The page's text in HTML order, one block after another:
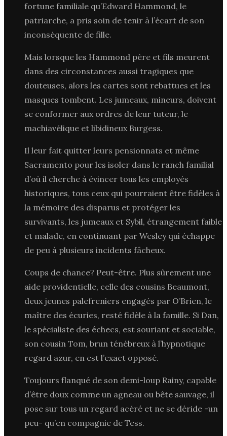
fortune familiale qu’Edward Hammond, le
patriarche, a pris soin de tenir à l’écart de son
inconséquente de fille.
Mais lorsque les Hammond père et fils meurent
dans des circonstances aussi tragiques que
douteuses, alors les cartes sont rebattues et les
masques tombent. Les jumeaux, mineurs, doivent
se conformer aux ordres de leur tuteur, le
machiavélique et libidineux Burgess.
Il leur fait quitter leurs pensionnats et même
Sacramento pour les isoler dans le ranch familial
d’où il cherche à évincer tous les employés
historiques, tous ceux qui pourraient être fidèles à
la mémoire des disparus et protéger les
survivants, les jumeaux et Sybil, étrangement faible
et malade, en continuant par Wesley qui échappe
de peu à plusieurs incidents fâcheux.
Coups de chance? Peut-être. Plus sûrement une
aide providentielle, celle des cousins Beaumont,
deux jeunes palefreniers engagés par O’Brien, le
maître des écuries, resté fidèle à la famille. Si Dan,
le spécialiste des échecs, est souriant et sociable,
son cousin Tom, brun ténébreux à l’hypnotique
regard azur, en est l’exact opposé.
Toujours flanqué de son demi-loup Rainy, capable
d’être doux comme un agneau ou bête sauvage, il
pose sur tous un regard acéré et ne se déride -un
peu- qu’en compagnie de Tess.